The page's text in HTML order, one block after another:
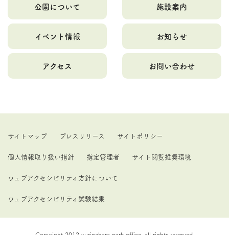
公園について 施設案内
イベント情報 お知らせ
アクセス お問い合わせ
サイトマップ プレスリリース サイトポリシー
個人情報取り扱い指針 指定管理者 サイト閲覧推奨環境
ウェブアクセシビリティ方針について
ウェブアクセシビリティ試験結果